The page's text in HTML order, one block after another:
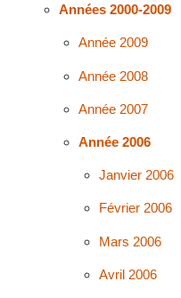
Années 2000-2009
Année 2009
Année 2008
Année 2007
Année 2006
Janvier 2006
Février 2006
Mars 2006
Avril 2006